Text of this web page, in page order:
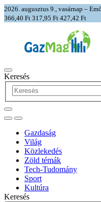
2026. augusztus 9., vasárnap –
366,40 Ft 317,95 Ft 427,42 Ft
Keresés
Gazdaság
Világ
Közlekedés
Zöld témák
Tech-Tudomány
Sport
Kultúra
Keresés